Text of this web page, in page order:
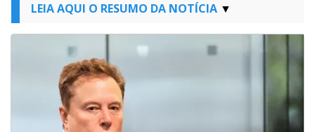
LEIA AQUI O RESUMO DA NOTÍCIA